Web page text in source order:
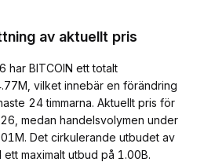
av aktuellt pris
har BITCOIN ett totalt
vilket innebär en förändring
24 timmarna. Aktuellt pris för
medan handelsvolymen under
Det cirkulerande utbudet av
maximalt utbud på 1.00B.